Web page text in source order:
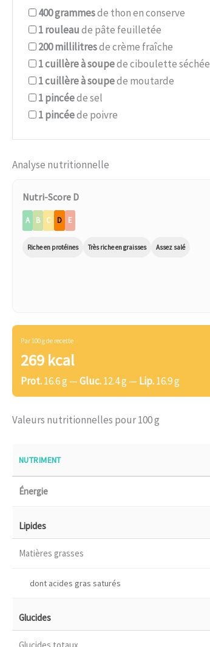
400grammesde thon en conserve
1rouleaude pâte feuilletée
200millilitresde crème fraîche
1cuillère à soupede ciboulette séchée
1cuillère à soupede moutarde
1pincéede sel
1pincéede poivre
Analyse nutritionnelle
Nutri-Score D
A B C D E
Riche en protéines Très riche en graisses Assez salé
Par 100 g de recette
269 kcal
Prot.16.6 g —Gluc.12.4 g — Lip.16.9 g
Valeurs nutritionnelles pour 100 g
NUTRIMENT
Énergie
Lipides
Matières grasses
dont acides gras saturés
Glucides